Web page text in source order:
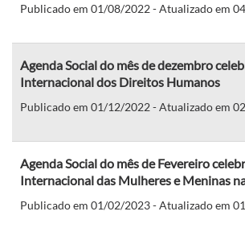
Publicado em 01/08/2022 - Atualizado em
Agenda Social do mês de dezembro
Internacional dos Direitos Humanos
Publicado em 01/12/2022 - Atualizado em
Agenda Social do mês de Fevereiro
Internacional das Mulheres e Meninas
Publicado em 01/02/2023 - Atualizado em